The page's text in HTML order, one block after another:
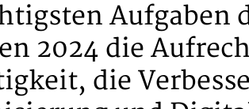
Aufgaben
2024 die
die